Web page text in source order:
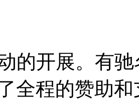
的开展。有驰
全程的赞助和